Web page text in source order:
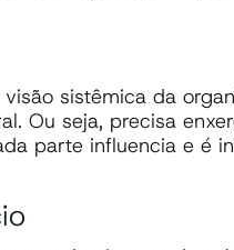
sistêmica da
Ou seja, precisa
parte influencia e é